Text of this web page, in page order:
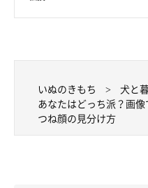
し、どちらが好みかを調査し
「たぬき顔の柴犬ときつね顔
いぬのきもち 犬と
あなたはどっち派？画
つね顔の見分け方